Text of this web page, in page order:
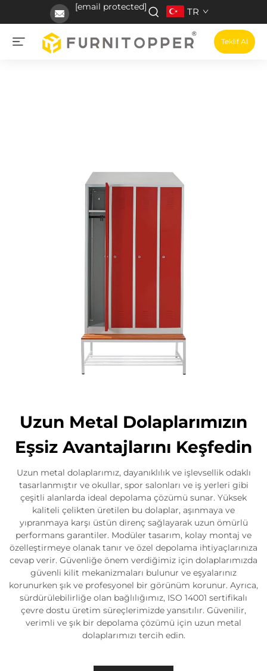
[email protected] TR
Teklif Al
Uzun Metal Dolaplarımızın
Eşsiz Avantajlarını Keşfedin
Uzun metal dolaplarımız, dayanıklılık ve işlevsellik odaklı
tasarlanmıştır ve okullar, spor salonları ve iş yerleri gibi
çeşitli alanlarda ideal depolama çözümü sunar. Yüksek
kaliteli çelikten üretilen bu dolaplar, aşınmaya ve
yıpranmaya karşı üstün direnç sağlayarak uzun ömürlü
performans garantiler. Modüler tasarım, kolay montaj ve
özelleştirmeye olanak tanır ve özel depolama ihtiyaçlarınıza
cevap verir. Güvenliğe önem verdiğimiz için dolaplarımızda
güvenli kilit mekanizmaları bulunur ve eşyalarınız
korunurken şık ve profesyonel bir görünüm korunur. Ayrıca,
sürdürülebilirliğe olan bağlılığımız, ISO 14001 sertifikalı
çevre dostu üretim süreçlerimizde yansıtılır. Güvenilir,
verimli ve şık bir depolama çözümü için uzun metal
dolaplarımızı tercih edin.